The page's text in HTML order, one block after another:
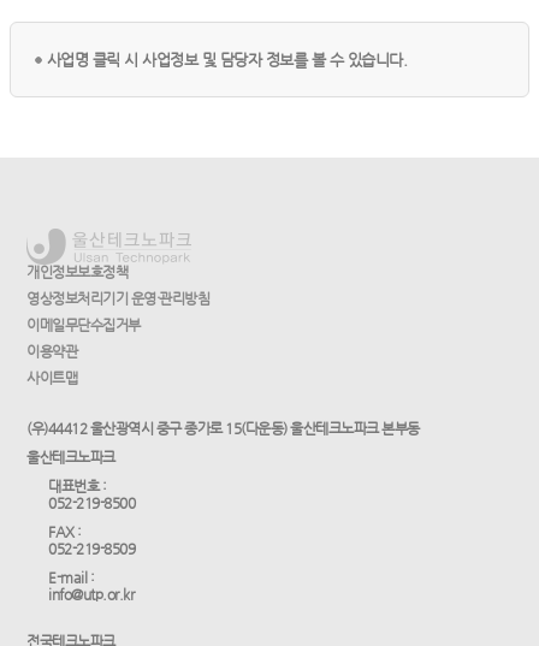
사업명 클릭 시 사업정보 및 담당자 정보를 볼 수 있습니다.
개인정보보호정책
영상정보처리기기 운영·관리방침
이메일무단수집거부
이용약관
사이트맵
(우)44412 울산광역시 중구 종가로 15(다운동) 울산테크노파크 본부동
울산테크노파크
대표번호 :
052-219-8500
FAX :
052-219-8509
E-mail :
info@utp.or.kr
전국테크노파크